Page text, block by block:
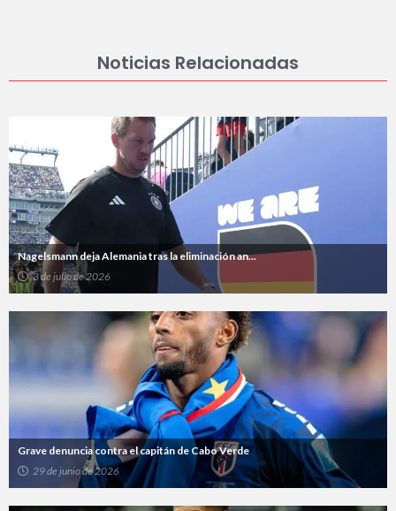
Noticias Relacionadas
Nagelsmann deja Alemania tras la eliminación an...
3 de julio de 2026
Grave denuncia contra el capitán de Cabo Verde
29 de junio de 2026